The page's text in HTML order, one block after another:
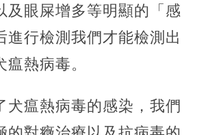
及眼屎增多等明顯的「感
進行檢測我們才能檢測出
熱病毒。
犬瘟熱病毒的感染，我們